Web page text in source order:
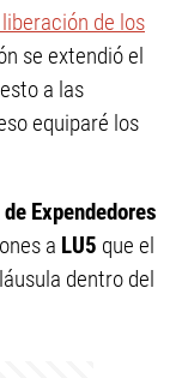
de los
se extendió el
a las
equiparé los
Expendedores
a LU5 que el
dentro del